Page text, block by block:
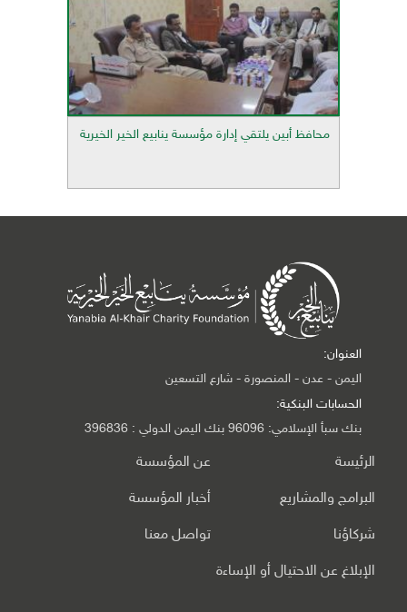
محافظ أبين يلتقي إدارة مؤسسة ينابيع الخير الخيرية
العنوان:
اليمن - عدن - المنصورة - شارع التسعين
الحسابات البنكية:
بنك سبأ الإسلامي: 96096 بنك اليمن الدولي : 396836
الرئيسة عن المؤسسة
البرامج والمشاريع أخبار المؤسسة
شركاؤنا تواصل معنا
الإبلاغ عن الاحتيال أو الإساءة